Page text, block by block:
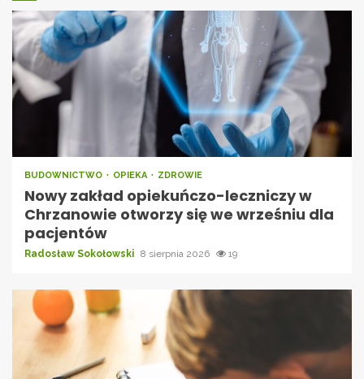
BUDOWNICTWO OPIEKA ZDROWIE
Nowy zakład opiekuńczo-leczniczy w
Chrzanowie otworzy się we wrześniu dla
pacjentów
Radosław Sokołowski 8 sierpnia 2026 19